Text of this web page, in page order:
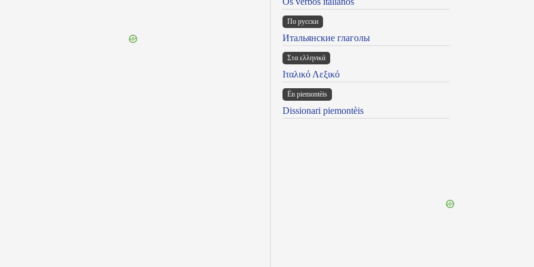
По русски
Итальянские глаголы
Στα ελληνικά
Ιταλικό Λεξικό
Ën piemontèis
Dissionari piemontèis